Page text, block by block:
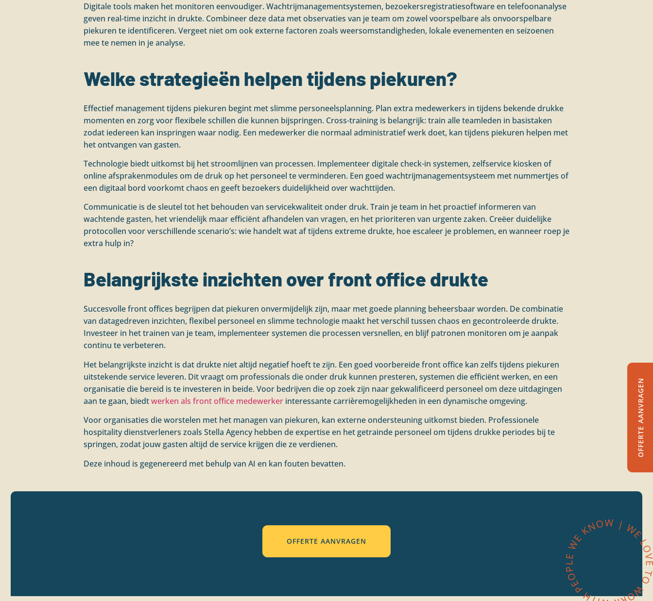
OFFERTE AANVRAGEN
Digitale tools maken het monitoren eenvoudiger. Wachtrijmanagementsystemen, bezoekersregistratiesoftware en telefoonanalyse
geven real-time inzicht in drukte. Combineer deze data met observaties van je team om zowel voorspelbare als onvoorspelbare
piekuren te identificeren. Vergeet niet om ook externe factoren zoals weersomstandigheden, lokale evenementen en seizoenen
mee te nemen in je analyse.
Welke strategieën helpen tijdens piekuren?
Effectief management tijdens piekuren begint met slimme personeelsplanning. Plan extra medewerkers in tijdens bekende drukke
momenten en zorg voor flexibele schillen die kunnen bijspringen. Cross-training is belangrijk: train alle teamleden in basistaken
zodat iedereen kan inspringen waar nodig. Een medewerker die normaal administratief werk doet, kan tijdens piekuren helpen met
het ontvangen van gasten.
Technologie biedt uitkomst bij het stroomlijnen van processen. Implementeer digitale check-in systemen, zelfservice kiosken of
online afsprakenmodules om de druk op het personeel te verminderen. Een goed wachtrijmanagementsysteem met nummertjes of
een digitaal bord voorkomt chaos en geeft bezoekers duidelijkheid over wachttijden.
Communicatie is de sleutel tot het behouden van servicekwaliteit onder druk. Train je team in het proactief informeren van
wachtende gasten, het vriendelijk maar efficiënt afhandelen van vragen, en het prioriteren van urgente zaken. Creëer duidelijke
protocollen voor verschillende scenario’s: wie handelt wat af tijdens extreme drukte, hoe escaleer je problemen, en wanneer roep je
extra hulp in?
Belangrijkste inzichten over front office drukte
Succesvolle front offices begrijpen dat piekuren onvermijdelijk zijn, maar met goede planning beheersbaar worden. De combinatie
van datagedreven inzichten, flexibel personeel en slimme technologie maakt het verschil tussen chaos en gecontroleerde drukte.
Investeer in het trainen van je team, implementeer systemen die processen versnellen, en blijf patronen monitoren om je aanpak
continu te verbeteren.
Het belangrijkste inzicht is dat drukte niet altijd negatief hoeft te zijn. Een goed voorbereide front office kan zelfs tijdens piekuren
uitstekende service leveren. Dit vraagt om professionals die onder druk kunnen presteren, systemen die efficiënt werken, en een
organisatie die bereid is te investeren in beide. Voor bedrijven die op zoek zijn naar gekwalificeerd personeel om deze uitdagingen
aan te gaan, biedtwerken als front office medewerker interessante carrièremogelijkheden in een dynamische omgeving.
Voor organisaties die worstelen met het managen van piekuren, kan externe ondersteuning uitkomst bieden. Professionele
hospitality dienstverleners zoals Stella Agency hebben de expertise en het getrainde personeel om tijdens drukke periodes bij te
springen, zodat jouw gasten altijd de service krijgen die ze verdienen.
Deze inhoud is gegenereerd met behulp van AI en kan fouten bevatten.
OFFERTE AANVRAGEN